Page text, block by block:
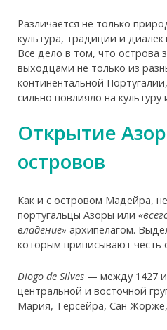
Различается не только
культура, традиции и
Все дело в том, что острова
выходцами не только из
континентальной
сильно повлияло на культуру
Открытие
островов
Как и с островом Мадейра,
португальцы Азоры или
владение» архипелагом.
которым приписывают честь
Diogo de Silves — между 1427 и
центральной и восточной
Мария, Терсейра, Сан